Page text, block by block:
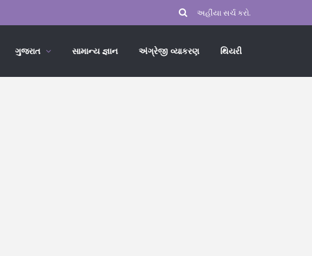
ગુજરાત સામાન્ય જ્ઞાન અંગ્રેજી વ્યાકરણ થિયરી